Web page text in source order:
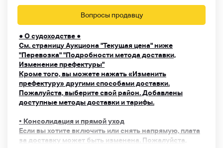
Вопросы продавцу
● О судоходстве ●
См. страницу Аукциона "Текущая цена" ниже
"Перевозка" "Подробности метода доставки,
Изменение префектуры"
Кроме того, вы можете нажать «Изменить
префектуру» другими способами доставки.
Пожалуйста, выберите свой район. Добавлены
доступные методы доставки и тарифы.
• Консолидация и прямой уход
Если вы хотите включить или снять напрямую, плата
за доставку может быть изменена. Пожалуйста,